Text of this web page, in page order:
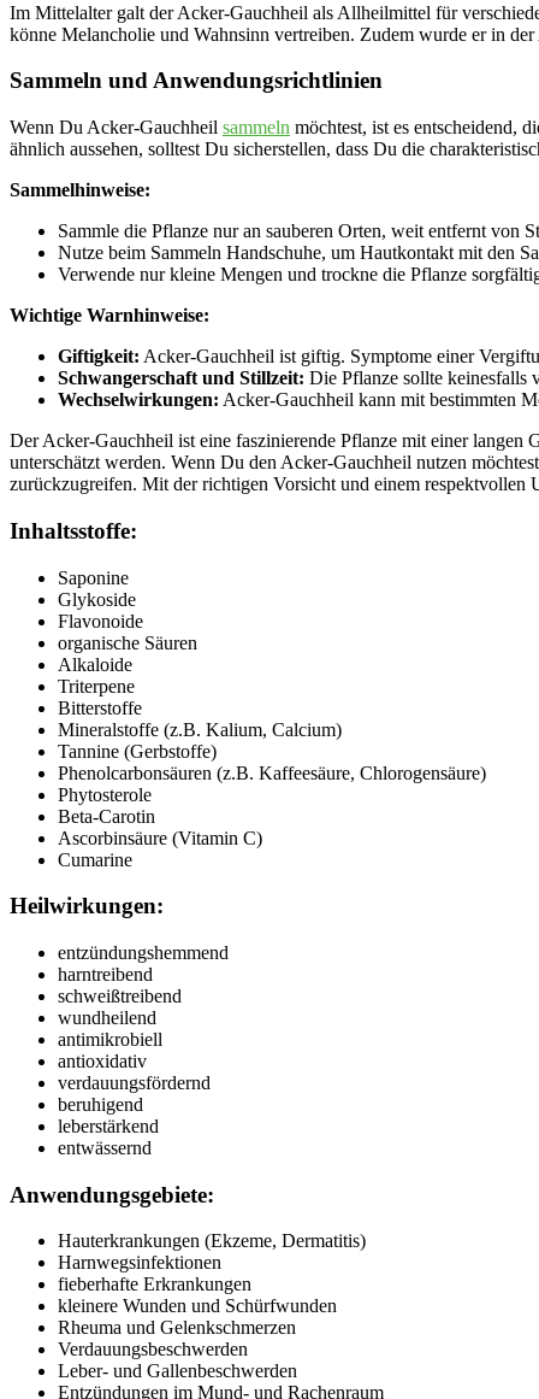
Im Mittelalter galt der Acker-Gauchheil als Allheilmittel für
könne Melancholie und Wahnsinn vertreiben. Zudem wurde er in
Sammeln und Anwendungsrichtlinien
Wenn Du Acker-Gauchheil sammeln möchtest, ist es entscheidend,
ähnlich aussehen, solltest Du sicherstellen, dass Du die
Sammelhinweise:
Sammle die Pflanze nur an sauberen Orten, weit entfernt von
Nutze beim Sammeln Handschuhe, um Hautkontakt mit den
Verwende nur kleine Mengen und trockne die Pflanze
Wichtige Warnhinweise:
Giftigkeit: Acker-Gauchheil ist giftig. Symptome einer
Schwangerschaft und Stillzeit: Die Pflanze sollte keinesfalls
Wechselwirkungen: Acker-Gauchheil kann mit bestimmten
Der Acker-Gauchheil ist eine faszinierende Pflanze mit einer
unterschätzt werden. Wenn Du den Acker-Gauchheil nutzen
zurückzugreifen. Mit der richtigen Vorsicht und einem
Inhaltsstoffe:
Saponine
Glykoside
Flavonoide
organische Säuren
Alkaloide
Triterpene
Bitterstoffe
Mineralstoffe (z.B. Kalium, Calcium)
Tannine (Gerbstoffe)
Phenolcarbonsäuren (z.B. Kaffeesäure, Chlorogensäure)
Phytosterole
Beta-Carotin
Ascorbinsäure (Vitamin C)
Cumarine
Heilwirkungen:
entzündungshemmend
harntreibend
schweißtreibend
wundheilend
antimikrobiell
antioxidativ
verdauungsfördernd
beruhigend
leberstärkend
entwässernd
Anwendungsgebiete:
Hauterkrankungen (Ekzeme, Dermatitis)
Harnwegsinfektionen
fieberhafte Erkrankungen
kleinere Wunden und Schürfwunden
Rheuma und Gelenkschmerzen
Verdauungsbeschwerden
Leber- und Gallenbeschwerden
Entzündungen im Mund- und Rachenraum